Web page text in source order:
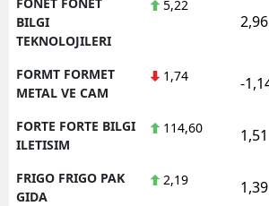
BILGI
TEKNOLOJILERI
5,22
2,96
FORMT FORMET
METAL VE CAM
1,74 -
FORTE FORTE BILGI
ILETISIM
114,60 1,51
FRIGO FRIGO PAK
GIDA
2,19 1,39